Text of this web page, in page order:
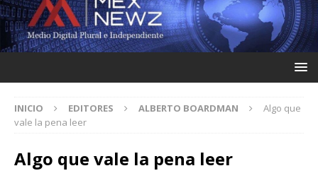
INICIO EDITORES ALBERTO BOARDMAN
Algo que
vale la pena leer
Algo que vale la pena leer